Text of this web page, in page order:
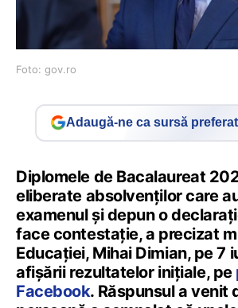
Foto: gov.ro
Adaugă-ne ca sursă
Diplomele de Bacalaureat
eliberate absolvenților care
examenul și depun o
face contestație, a precizat
Educației, Mihai Dimian, pe 7
afișării rezultatelor inițiale, pe
Facebook. Răspunsul a venit